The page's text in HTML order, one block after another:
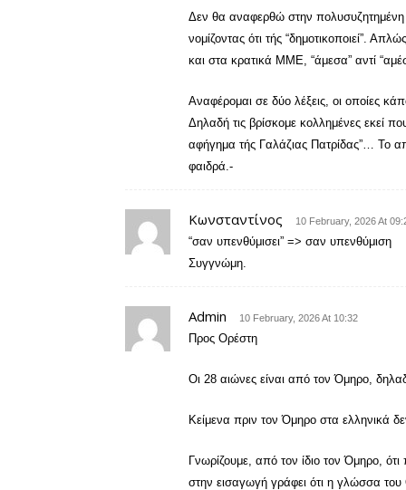
Δεν θα αναφερθώ στην πολυσυζητημένη
νομίζοντας ότι τής “δημοτικοποιεί”.
και στα κρατικά ΜΜΕ, “άμεσα” αντί
Αναφέρομαι σε δύο λέξεις, οι οποίες
Δηλαδή τις βρίσκομε κολλημένες
αφήγημα τής Γαλάζιας Πατρίδας”… Το
φαιδρά.-
Κωνσταντίνος 10 February, 2026 At
“σαν υπενθύμισει” => σαν υπενθύμιση
Συγγνώμη.
Admin 10 February, 2026 At 10:32
Προς Ορέστη
Οι 28 αιώνες είναι από τον Όμηρο,
Κείμενα πριν τον Όμηρο στα ελληνικά
Γνωρίζουμε, από τον ίδιο τον Όμηρο,
στην εισαγωγή γράφει ότι η γλώσσα